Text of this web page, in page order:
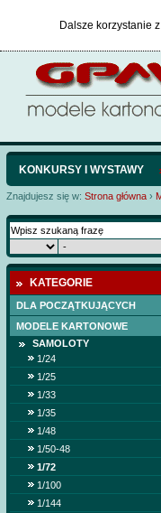
Dalsze korzystanie
KONKURSY I WYSTAWY
Znajdujesz się w: Strona główna ›
KATEGORIE
DLA POCZĄTKUJĄCYCH
MODELE KARTONOWE
SAMOLOTY
1/24
1/25
1/33
1/35
1/48
1/50-48
1/72
1/100
1/144